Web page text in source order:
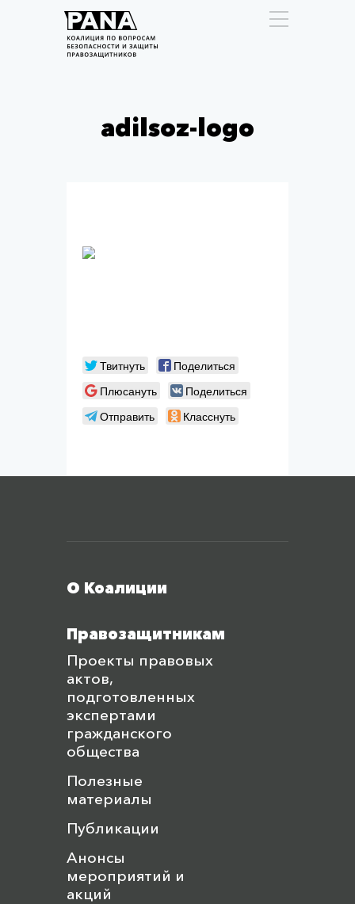
adilsoz-logo
Твитнуть
Поделиться
Плюсануть
Поделиться
Отправить
Класснуть
О Коалиции
Правозащитникам
Проекты правовых
актов,
подготовленных
экспертами
гражданского
общества
Полезные
материалы
Публикации
Анонсы
мероприятий и
акций